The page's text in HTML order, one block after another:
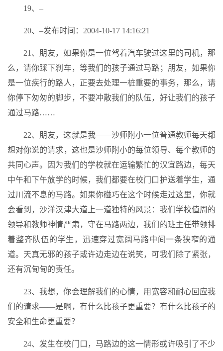
19、–
20、–发布时间：2004-10-17 14:16:21
21、朋友，如果你是一位驾着汽车驶过这里的司机，那
么，请你踩下刹车，等我们的孩子通过马路；朋友，如果你
是一位疾行的路人，正要去处理一桩重要的事务，那么，请
你停下匆匆的脚步，不要冲散我们的队伍，好让我们的孩子
通过马路……
22、朋友，这就是我——沙师附小一位普通教师每天都
想对你说的请求，这也是沙师附小的每位领导、每个教师的
共同心声。因为我们的学校就在运输繁忙的汉宜路边，每天
中午和下午放学的时候，我们都要在校门口护送着学生，通
过川流不息的马路。如果你碰巧在这个时候走过这里，你就
会看到，沙洋汉津大道上一道独特的风景：我们学校值周的
领导和教师神情严肃，守在马路两边，我们的班主任带领排
着整齐队伍的学生，迅速穿过宽阔马路中间一条狭窄的通
道。天真无邪的孩子或许边走边在说笑，可我们除了紧张，
还有沉甸甸的责任。
23、我想，你会理解我们的心情，用宽容和耐心回应我
们的请求——是啊，有什么比孩子更重要？有什么比孩子的
安全和生命更重要？
24、发生在校门口，马路边的这一情形或许吸引了不少